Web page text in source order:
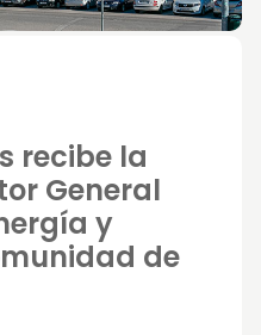
recibe la
General
y
de